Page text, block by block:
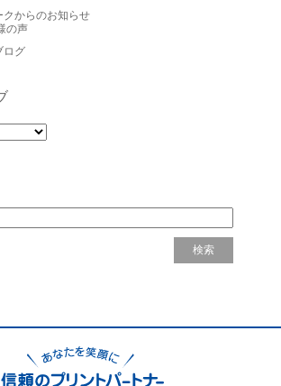
クからのお知らせ
の声
ログ